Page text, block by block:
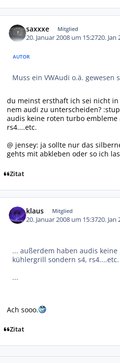
saxxxe Mitglied
20. Januar 2008 um 15:2720. Jan
AUTOR
Muss ein VWAudi o.ä. gewesen
du meinst ersthaft ich sei nicht in
nem audi zu unterscheiden?
audis keine roten turbo
rs4....etc.
@ jensey: ja sollte nur das
gehts mit abkleben oder so ich
Zitat
klaus Mitglied
20. Januar 2008 um 15:3720. Jan
... außerdem haben audis
kühlergrill sondern s4, rs4....etc.
...
Ach sooo.
Zitat